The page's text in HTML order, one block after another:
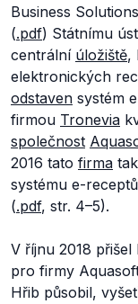
Business
(.pdf) Státnímu
centrální úložiště,
elektronických
odstaven systém
firmou Tronevia
společnost
2016 tato firma
systému e-
(.pdf, str. 4–5).
V říjnu 2018 přišel
pro firmy
Hřib působil,